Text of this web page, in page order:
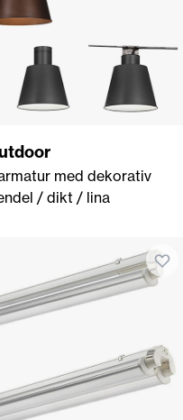
med dekorativ
/ dikt / lina